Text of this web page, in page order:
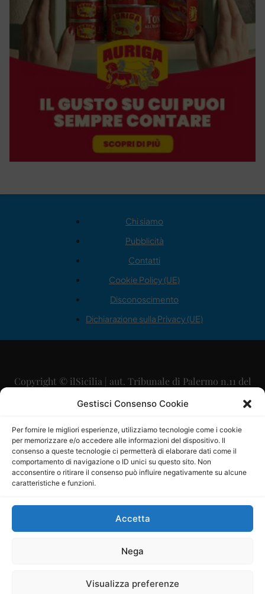
Gestisci Consenso Cookie
Per fornire le migliori esperienze, utilizziamo tecnologie come i cookie
per memorizzare e/o accedere alle informazioni del dispositivo. Il
consenso a queste tecnologie ci permetterà di elaborare dati come il
comportamento di navigazione o ID unici su questo sito. Non
acconsentire o ritirare il consenso può influire negativamente su alcune
caratteristiche e funzioni.
Accetta
Nega
Visualizza preferenze
Chi siamo
Pubblicità
Contatti
Cookie Policy (UE)
Disconoscimento
Dichiarazione sulla Privacy (UE)
Copyright © ilSicilia | aut. Tribunale di Palermo n.11 del
29/09/2015
Direttore Editoriale: Maurizio Scaglione
Direttore Responsabile: Maria Calabrese
P.IVA: 06334930820
Mercurio Comunicazione Società Cooperativa a r.l. è
iscritta al Registro degli Operatori di Comunicazione al
Sito gestito daLa Digitale srl–info@ladigitale.it